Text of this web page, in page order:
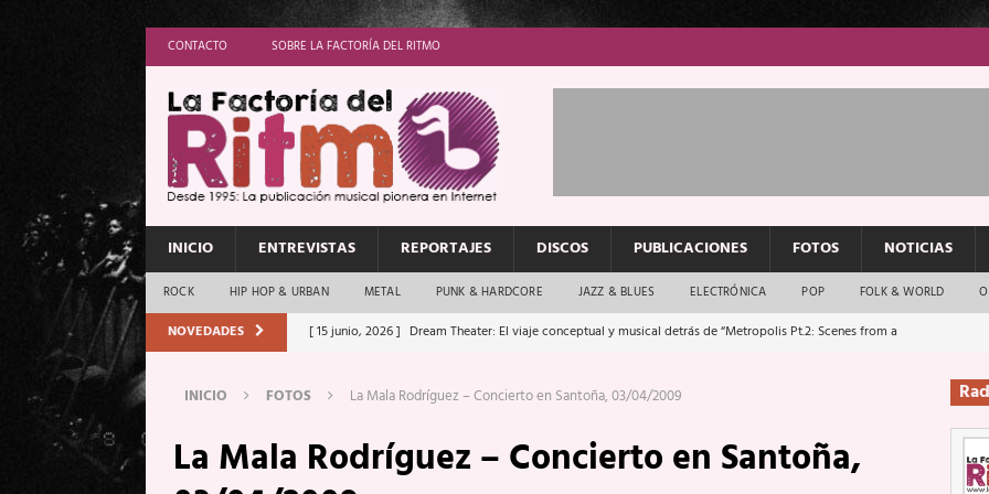
CONTACTO SOBRE LA FACTORÍA DEL RITMO
INICIO ENTREVISTAS REPORTAJES DISCOS PUBLICACIONES FOTOS NOTICIAS
ROCK HIP HOP & URBAN METAL PUNK & HARDCORE JAZZ & BLUES ELECTRÓNICA POP FOLK & WORLD
NOVEDADES [ 15 junio, 2026 ] Dream Theater: El viaje conceptual y musical detrás de “Metropolis Pt.2: Scenes from a
[ 11 junio, 2026 ] Vamos Con Todo: El rock urbano sigue en buenas manos
[ 1 junio, 2026 ]
Ave Exsilyum, los que van a escucharte te saludan
ENTREVISTAS
[ 24 mayo, 2026 ]
INICIO FOTOS La Mala Rodríguez – Concierto en Santoña, 03/04/2009
La Mala Rodríguez – Concierto en Santoña,